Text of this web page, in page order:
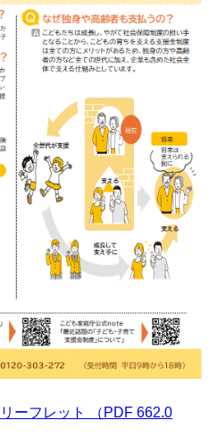
ーフレット （PDF 662.0